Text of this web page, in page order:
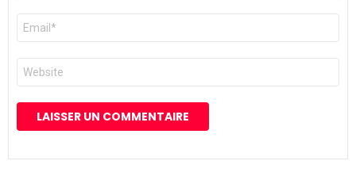
E-
mail
*
Site
web